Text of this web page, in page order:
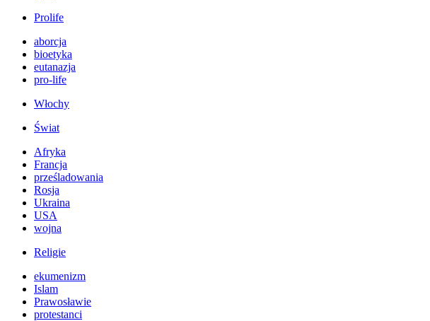
Prolife
aborcja
bioetyka
eutanazja
pro-life
Włochy
Świat
Afryka
Francja
prześladowania
Rosja
Ukraina
USA
wojna
Religie
ekumenizm
Islam
Prawosławie
protestanci